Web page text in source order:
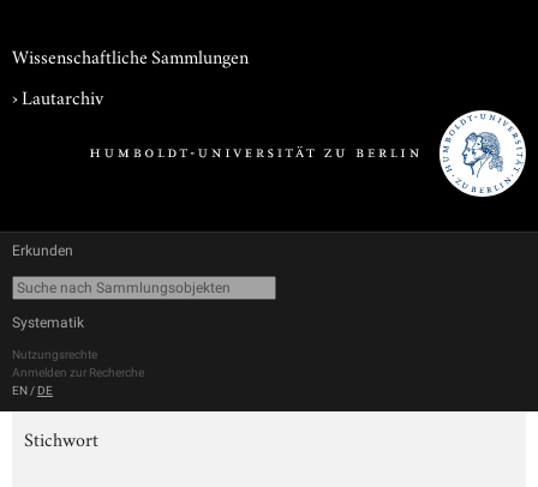
Wissenschaftliche Sammlungen
›Lautarchiv
Erkunden
Systematik
Nutzungsrechte
Anmelden zur Recherche
EN / DE
Stichwort